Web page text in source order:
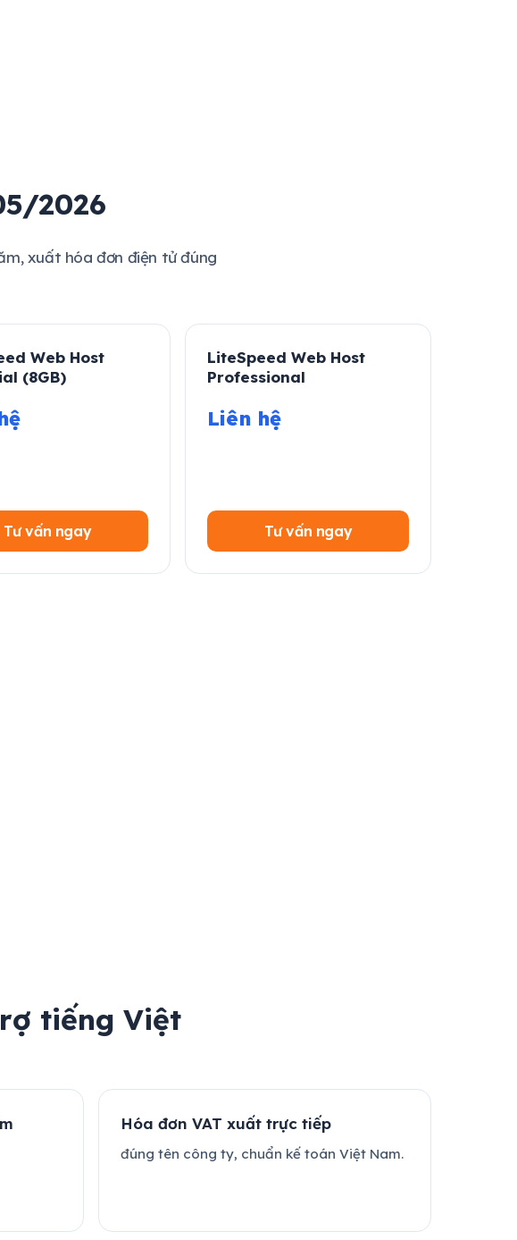
2026
xuất hóa đơn điện tử đúng
Web Host
(8GB)
Tư vấn ngay
LiteSpeed Web Host
Professional
Liên hệ
Tư vấn ngay
tiếng Việt
Hóa đơn VAT xuất trực tiếp
đúng tên công ty, chuẩn kế toán Việt Nam.